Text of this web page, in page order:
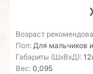
Возраст
Пол: Для мальчиков
Габариты (ШхВхД):
Вес: 0,095